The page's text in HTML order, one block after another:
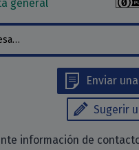
general
Enviar
Sugerir
información de